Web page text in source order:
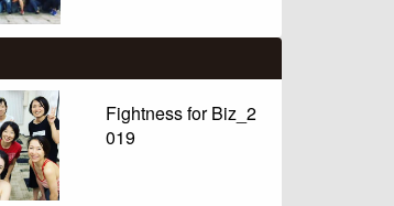
Fightness for Biz_2
019